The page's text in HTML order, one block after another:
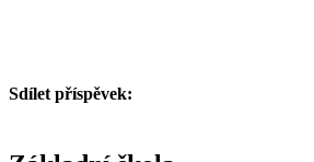
Sdílet příspěvek: